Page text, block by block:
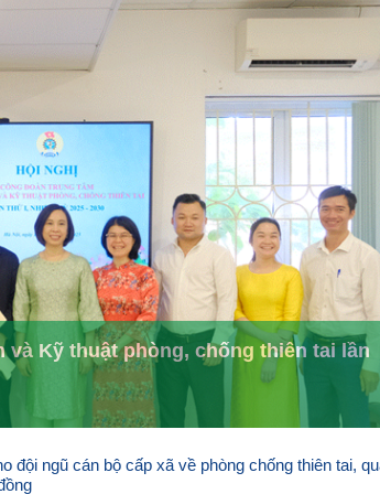
và Kỹ thuật phòng, chống thiên tai lần
đội ngũ cán bộ cấp xã về phòng chống thiên tai,